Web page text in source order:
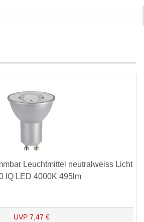
Leuchtmittel neutralweiss Licht
IQ LED 4000K 495lm
UVP 7,47 €